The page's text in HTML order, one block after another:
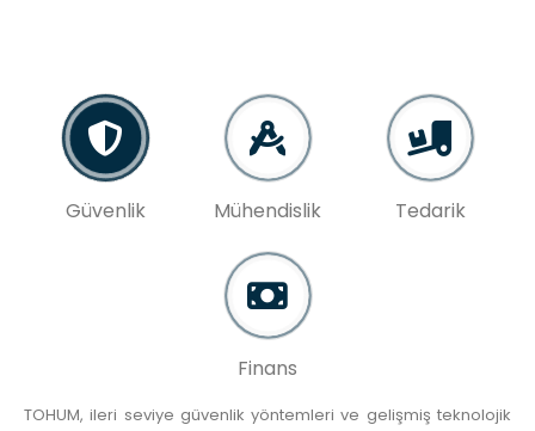
Güvenlik Mühendislik Tedarik
Finans
TOHUM, ileri seviye güvenlik yöntemleri ve gelişmiş teknolojik